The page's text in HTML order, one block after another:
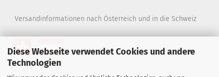
Diese Webseite verwendet Cookies und andere
Technologien
Versandinformationen nach Österreich und in die Schweiz